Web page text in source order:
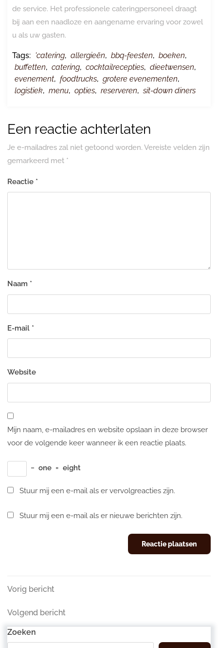
de service. Het professionele cateringpersoneel draagt
bij aan een naadloze en aangename ervaring voor zowel
u als uw gasten.
Tags: 'catering, allergieën, bbq-feesten, boeken,
buffetten, catering, cocktailrecepties, dieetwensen,
evenement, foodtrucks, grotere evenementen,
logistiek, menu, opties, reserveren, sit-down diners
Een reactie achterlaten
Je e-mailadres zal niet getoond worden. Vereiste velden zijn
gemarkeerd met *
Reactie *
Naam *
E-mail *
Website
Mijn naam, e-mailadres en website opslaan in deze browser
voor de volgende keer wanneer ik een reactie plaats.
− one = eight
Stuur mij een e-mail als er vervolgreacties zijn.
Stuur mij een e-mail als er nieuwe berichten zijn.
Berichtnavigatie
Vorig
Vorig bericht
Volgend
bericht
Volgend bericht
Zoeken